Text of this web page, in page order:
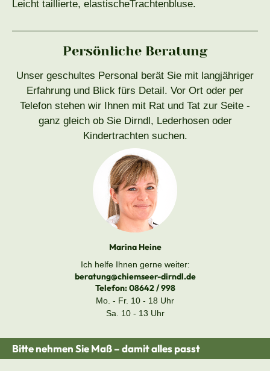
Leicht taillierte, elastischeTrachtenbluse.
Persönliche Beratung
Unser geschultes Personal berät Sie mit langjähriger
Erfahrung und Blick fürs Detail. Vor Ort oder per
Telefon stehen wir Ihnen mit Rat und Tat zur Seite -
ganz gleich ob Sie Dirndl, Lederhosen oder
Kindertrachten suchen.
Marina Heine
Ich helfe Ihnen gerne weiter:
beratung@chiemseer-dirndl.de
Telefon:08642 / 998
Mo. - Fr. 10 - 18 Uhr
Sa. 10 - 13 Uhr
Bitte nehmen Sie Maß – damit alles passt